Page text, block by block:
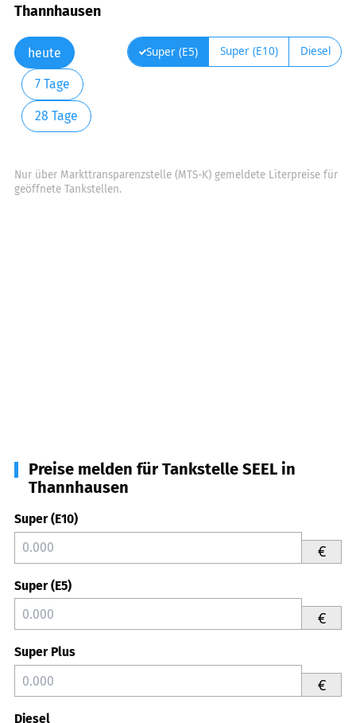
Thannhausen
heute
7 Tage
28 Tage
Super (E5) Super (E10) Diesel
Nur über Markttransparenzstelle (MTS-K) gemeldete Literpreise für
geöffnete Tankstellen.
Preise melden für Tankstelle SEEL in
Thannhausen
Super (E10)
€
Super (E5)
€
Super Plus
€
Diesel